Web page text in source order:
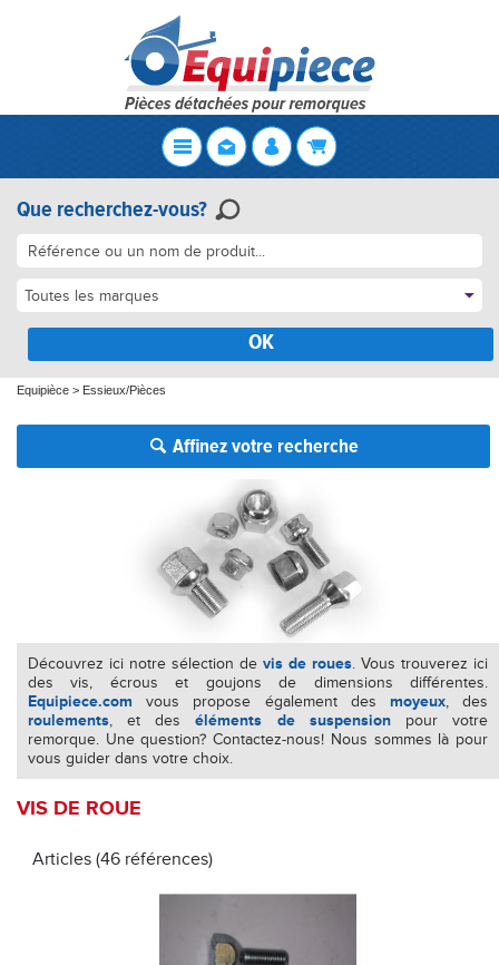
Que recherchez-vous?
Toutes les marques
OK
Equipièce > Essieux/Pièces
Affinez votre recherche
Découvrez ici notre sélection de vis de roues. Vous trouverez ici
des vis, écrous et goujons de dimensions différentes.
Equipiece.com vous propose également des moyeux, des
roulements, et deséléments de suspensionpour votre
remorque. Une question? Contactez-nous! Nous sommes là pour
vous guider dans votre choix.
VIS DE ROUE
Articles (46 références)